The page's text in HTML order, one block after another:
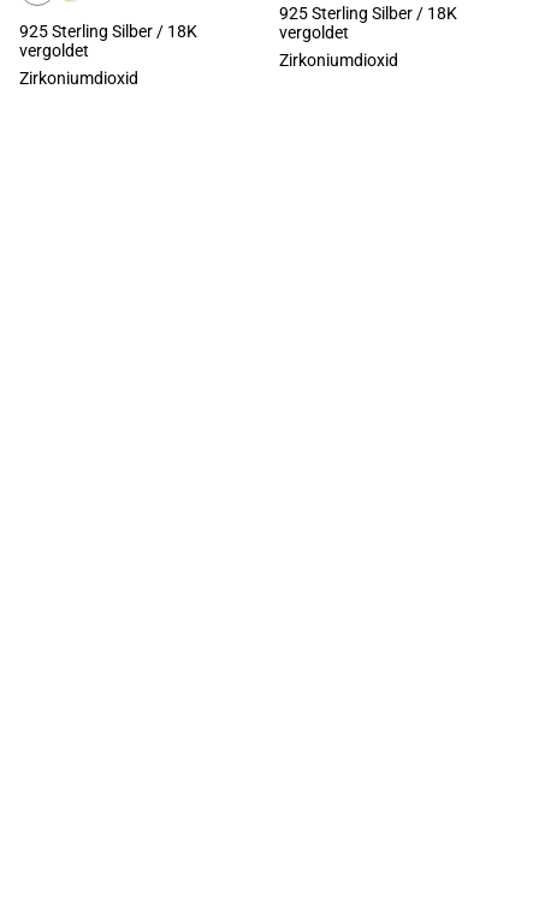
925 Sterling Silber / 18K
vergoldet
Zirkoniumdioxid
925 Sterling Silber / 18K
vergoldet
Zirkoniumdioxid